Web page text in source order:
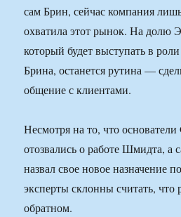
сам Брин, сейчас компания
охватила этот рынок. На долю
который будет выступать в
Брина, останется рутина —
общение с клиентами.
Несмотря на то, что
отозвались о работе Шмидта, а
назвал свое новое назначение
эксперты склонны считать, что
обратном.